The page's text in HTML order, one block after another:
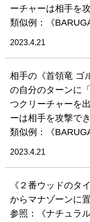
ーチャーは相手を
類似例：《
2023.4.21
相手の《首領竜 ゴ
の自分のターンに
つクリーチャーを
ーは相手を攻撃で
類似例：《
2023.4.21
《２番ウッドのタ
からマナゾーンに
参照：《ナチュラ